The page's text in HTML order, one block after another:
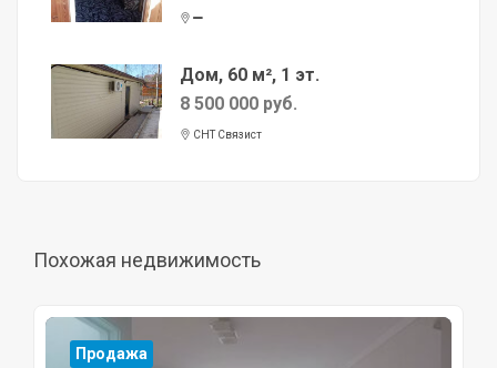
Дом, 60 м², 1 эт.
8 500 000 руб.
СНТ Связист
Похожая недвижимость
Продажа